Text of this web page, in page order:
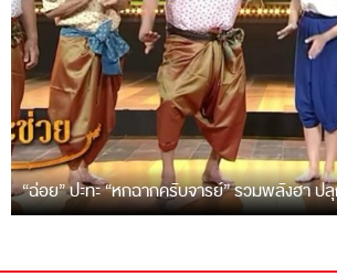
“ฉ่อย” ปะทะ “หกฉากครับจารย์” รวมพลังฮา ปลุ